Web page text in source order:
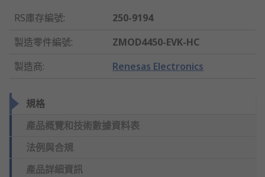
RS庫存編號:
250-9194
製造零件編號:
ZMOD4450-EVK-HC
製造商: Renesas Electronics
規格
產品概覽和技術數據資料表
法例與合規
產品詳細資訊